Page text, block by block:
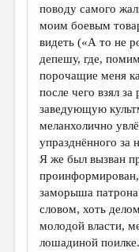
поводу самого
моим боевым
видеть («А то не
депешу, где,
порочащие меня
после чего взял
заведующую
меланхолично
упразднённого за
Я же был вызван
проинформирован,
заморыша
словом, хоть
молодой власти,
лошадиной